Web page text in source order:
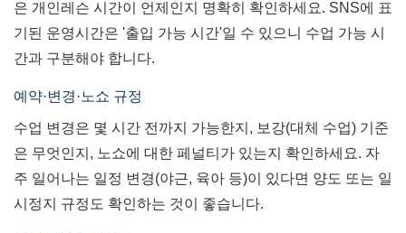
은 개인레슨 시간이 언제인지 명확히 확인하세요. SNS에 표
기된 운영시간은 '출입 가능 시간'일 수 있으니 수업 가능 시
간과 구분해야 합니다.
예약·변경·노쇼 규정
수업 변경은 몇 시간 전까지 가능한지, 보강(대체 수업) 기준
은 무엇인지, 노쇼에 대한 페널티가 있는지 확인하세요. 자
주 일어나는 일정 변경(야근, 육아 등)이 있다면 양도 또는 일
시정지 규정도 확인하는 것이 좋습니다.